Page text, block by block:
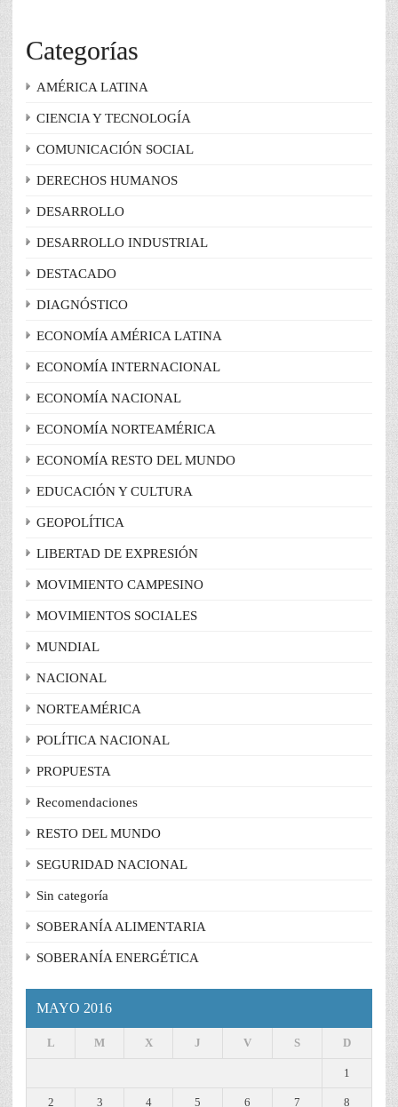
Categorías
AMÉRICA LATINA
CIENCIA Y TECNOLOGÍA
COMUNICACIÓN SOCIAL
DERECHOS HUMANOS
DESARROLLO
DESARROLLO INDUSTRIAL
DESTACADO
DIAGNÓSTICO
ECONOMÍA AMÉRICA LATINA
ECONOMÍA INTERNACIONAL
ECONOMÍA NACIONAL
ECONOMÍA NORTEAMÉRICA
ECONOMÍA RESTO DEL MUNDO
EDUCACIÓN Y CULTURA
GEOPOLÍTICA
LIBERTAD DE EXPRESIÓN
MOVIMIENTO CAMPESINO
MOVIMIENTOS SOCIALES
MUNDIAL
NACIONAL
NORTEAMÉRICA
POLÍTICA NACIONAL
PROPUESTA
Recomendaciones
RESTO DEL MUNDO
SEGURIDAD NACIONAL
Sin categoría
SOBERANÍA ALIMENTARIA
SOBERANÍA ENERGÉTICA
MAYO 2016
L M X J V S D
1
2 3 4 5 6 7 8